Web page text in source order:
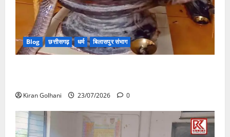
Blog छत्तीसगढ़ धर्म बिलासपुर संभाग
Kiran Golhani 23/07/2026 0